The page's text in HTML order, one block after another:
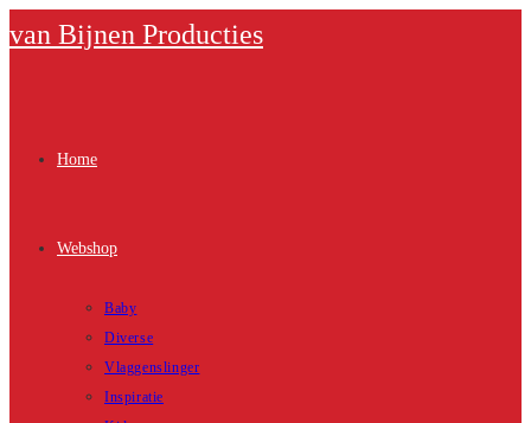
naar
van Bijnen Producties
Home
Webshop
Baby
Diverse
Vlaggenslinger
Inspiratie